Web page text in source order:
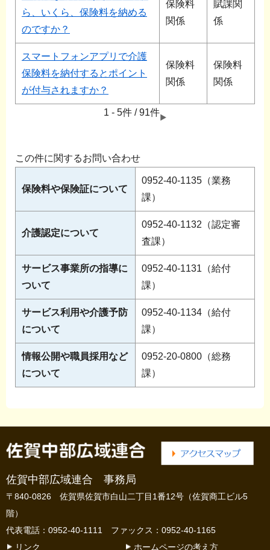
ら、いくら、保険料を納める
のですか？
保険料
関係
賦課関
係
スマートフォンアプリで介護
保険料を納付するとポイント
が付与されますか？
保険料
関係
保険料
関係
1 - 5件 / 91件
この件に関するお問い合わせ
保険料や保険証について
0952-40-1135（業務
課）
介護認定について
0952-40-1132（認定審
査課）
サービス事業所の指導に
ついて
0952-40-1131（給付
課）
サービス利用や介護予防
について
0952-40-1134（給付
課）
情報公開や職員採用など
について
0952-20-0800（総務
課）
佐賀中部広域連合 事務局
〒840-0826 佐賀県佐賀市白山二丁目1番12号（佐賀商工ビル5
階）
代表電話：0952-40-1111 ファックス：0952-40-1165
リンク
ホームページの考え方